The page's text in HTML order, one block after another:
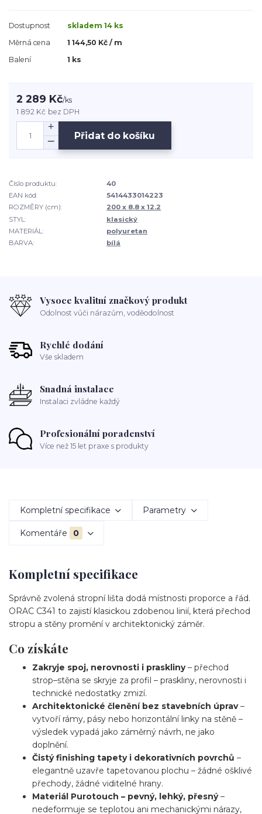
Dostupnost
skladem 14 ks
Měrná cena
1 144,50 Kč / m
Balení
1 ks
2 289 Kč/ks
1 892 Kč bez DPH
Přidat do košíku
Číslo produktu:
40
EAN kód:
5414433014223
ROZMĚRY (cm):
200 x 8.8 x 12.2
STYL:
klasický
MATERIÁL:
polyuretan
BARVA:
bílá
Vysoce kvalitní značkový produkt
Odolnost vůči nárazům, voděodolnost
Rychlé dodání
Vše skladem
Snadná instalace
Instalaci zvládne každý
Profesionální poradenství
Více než 15 let praxe s produkty
Kompletní specifikace Parametry
Komentáře 0
Kompletní specifikace
Správně zvolená stropní lišta dodá místnosti proporce a řád.
ORAC C341 to zajistí klasickou zdobenou linií, která přechod
stropu a stěny promění v architektonický záměr.
Co získáte
Zakryje spoj, nerovnosti i praskliny– přechod
strop–stěna se skryje za profil – praskliny, nerovnosti i
technické nedostatky zmizí.
Architektonické členění bez stavebních úprav–
vytvoří rámy, pásy nebo horizontální linky na stěně –
výsledek vypadá jako záměrný návrh, ne jako
doplnění.
Čistý finishing tapety i dekorativních povrchů –
elegantně uzavře tapetovanou plochu – žádné ošklivé
přechody, žádné viditelné hrany.
Materiál Purotouch – pevný, lehký, přesný–
nedeformuje se teplotou ani mechanickými nárazy,